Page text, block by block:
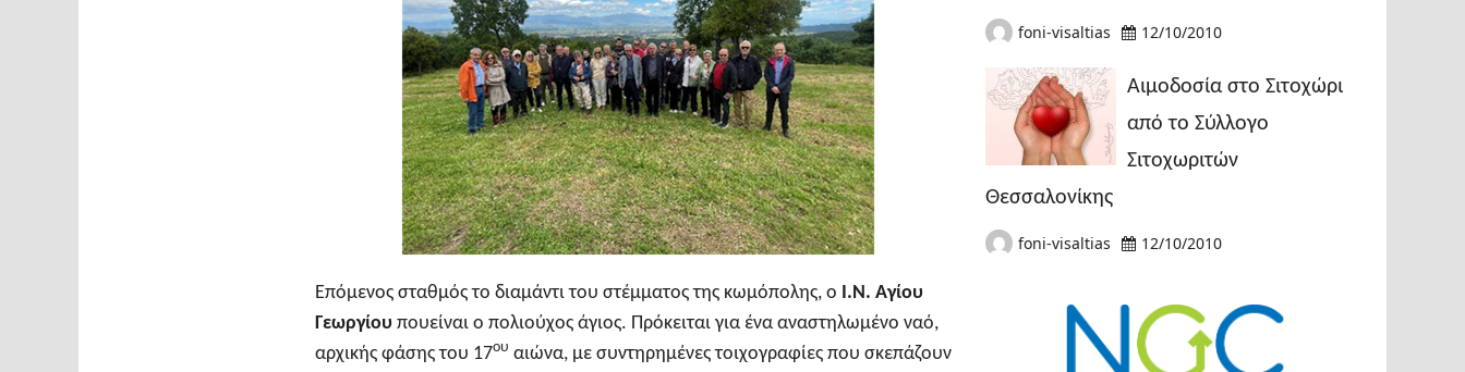
Επόμενος σταθμός το διαμάντι του στέμματος της κωμόπολης, ο Ι.Ν. Αγίου
Γεωργίου πουείναι ο πολιούχος άγιος. Πρόκειται για ένα αναστηλωμένο ναό,
αρχικής φάσης του 17ου αιώνα, με συντηρημένες τοιχογραφίες που σκεπάζουν
foni-visaltias 12/10/2010
Αιμοδοσία στο Σιτοχώρι
από το Σύλλογο
Σιτοχωριτών
Θεσσαλονίκης
foni-visaltias 12/10/2010